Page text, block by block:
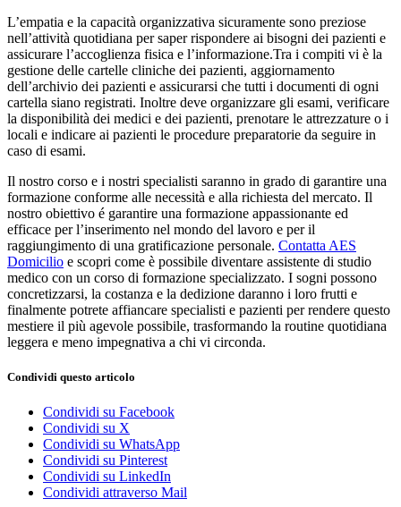
L’empatia e la capacità organizzativa sicuramente sono preziose
nell’attività quotidiana per saper rispondere ai bisogni dei pazienti e
assicurare l’accoglienza fisica e l’informazione.Tra i compiti vi è la
gestione delle cartelle cliniche dei pazienti, aggiornamento
dell’archivio dei pazienti e assicurarsi che tutti i documenti di ogni
cartella siano registrati. Inoltre deve organizzare gli esami, verificare
la disponibilità dei medici e dei pazienti, prenotare le attrezzature o i
locali e indicare ai pazienti le procedure preparatorie da seguire in
caso di esami.
Il nostro corso e i nostri specialisti saranno in grado di garantire una
formazione conforme alle necessità e alla richiesta del mercato. Il
nostro obiettivo é garantire una formazione appassionante ed
efficace per l’inserimento nel mondo del lavoro e per il
raggiungimento di una gratificazione personale. Contatta AES
Domicilio e scopri come è possibile diventare assistente di studio
medico con un corso di formazione specializzato. I sogni possono
concretizzarsi, la costanza e la dedizione daranno i loro frutti e
finalmente potrete affiancare specialisti e pazienti per rendere questo
mestiere il più agevole possibile, trasformando la routine quotidiana
leggera e meno impegnativa a chi vi circonda.
Condividi questo articolo
Condividi su Facebook
Condividi su X
Condividi su WhatsApp
Condividi su Pinterest
Condividi su LinkedIn
Condividi attraverso Mail